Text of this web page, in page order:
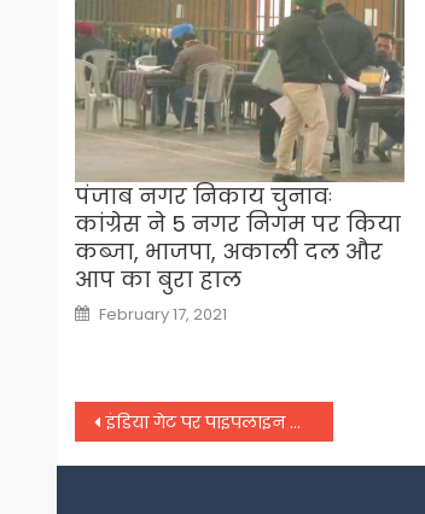
पंजाब नगर निकाय चुनावः
कांग्रेस ने 5 नगर निगम पर किया
कब्जा, भाजपा, अकाली दल और
आप का बुरा हाल
Posted
on
February 17, 2021
Post
navigation
इंडिया गेट पर पाइपलाइन फटने से लाखों लीटर पानी बर्बाद,